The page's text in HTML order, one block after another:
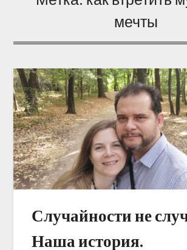
мечты
Случайности не
Наша история.